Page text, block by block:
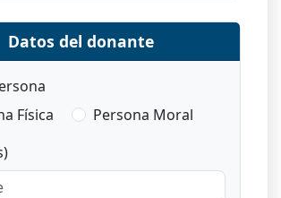
Datos del donante
Física
Persona Moral